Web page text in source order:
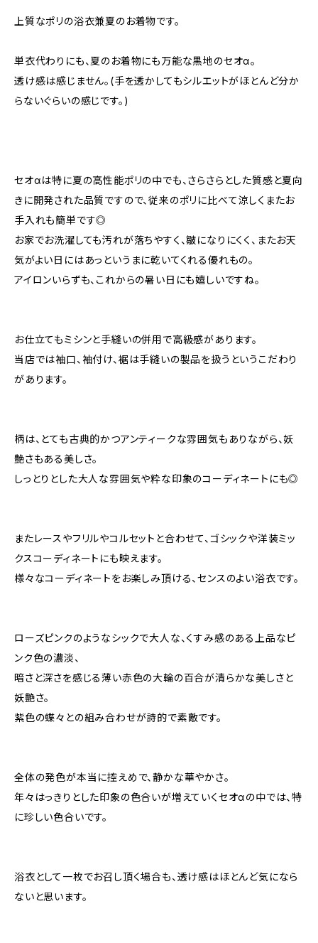
上質なポリの浴衣兼夏のお着物です。
単衣代わりにも、夏のお着物にも万能な黒地のセオα。
透け感は感じません。(手を透かしてもシルエットがほとんど分か
らないぐらいの感じです。)
セオαは特に夏の高性能ポリの中でも、さらさらとした質感と夏向
きに開発された品質ですので、従来のポリに比べて涼しくまたお
手入れも簡単です◎
お家でお洗濯しても汚れが落ちやすく、皺になりにくく、またお天
気がよい日にはあっというまに乾いてくれる優れもの。
アイロンいらずも、これからの暑い日にも嬉しいですね。
お仕立てもミシンと手縫いの併用で高級感があります。
当店では袖口、袖付け、裾は手縫いの製品を扱うというこだわり
があります。
柄は、とても古典的かつアンティークな雰囲気もありながら、妖
艶さもある美しさ。
しっとりとした大人な雰囲気や粋な印象のコーディネートにも◎
またレースやフリルやコルセットと合わせて、ゴシックや洋装ミッ
クスコーディネートにも映えます。
様々なコーディネートをお楽しみ頂ける、センスのよい浴衣です。
ローズピンクのようなシックで大人な、くすみ感のある上品なピ
ンク色の濃淡、
暗さと深さを感じる薄い赤色の大輪の百合が清らかな美しさと
妖艶さ。
紫色の蝶々との組み合わせが詩的で素敵です。
全体の発色が本当に控えめで、静かな華やかさ。
年々はっきりとした印象の色合いが増えていくセオαの中では、特
に珍しい色合いです。
浴衣として一枚でお召し頂く場合も、透け感はほとんど気になら
ないと思います。